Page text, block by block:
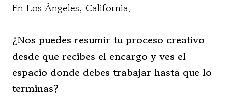
En Los Ángeles, California.
¿Nos puedes resumir tu proceso creativo
desde que recibes el encargo y ves el
espacio donde debes trabajar hasta que lo
terminas?